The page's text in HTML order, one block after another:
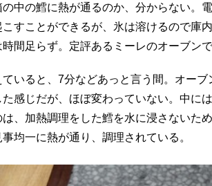
中の鱈に熱が通るのか、分からない。
こすことができるが、氷は溶けるので庫
間足らず。定評あるミーレのオーブン
いると、7分などあっと言う間。オーブ
た感じだが、ほぼ変わっていない。中に
、加熱調理をした鱈を水に浸さないため
均一に熱が通り、調理されている。